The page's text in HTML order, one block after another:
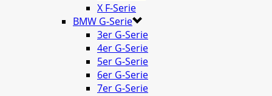
X F-Serie
BMW G-Serie
3er G-Serie
4er G-Serie
5er G-Serie
6er G-Serie
7er G-Serie